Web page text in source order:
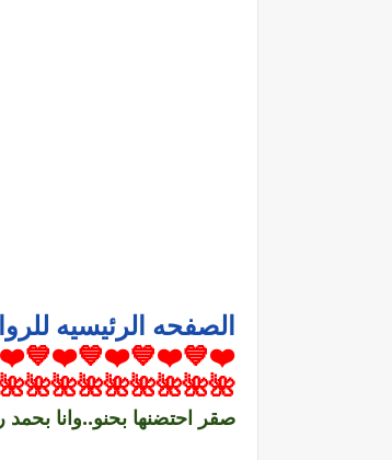
الصفحه الرئيسيه
صقر احتضنها بحنو..وانا